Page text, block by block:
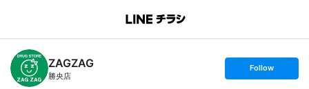
B
n
c
h
T
ZAGZAG
勝央店
s
t
Follow